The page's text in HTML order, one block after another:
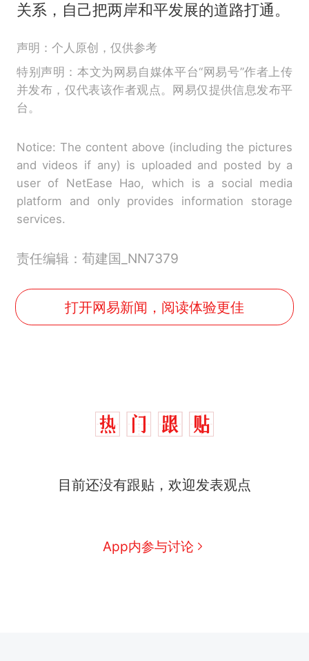
关系，自己把两岸和平发展的道路打通。
声明：个人原创，仅供参考
特别声明：本文为网易自媒体平台“网易号”作者上传
并发布，仅代表该作者观点。网易仅提供信息发布平
台。
Notice: The content above (including the pictures
and videos if any) is uploaded and posted by a
user of NetEase Hao, which is a social media
platform and only provides information storage
services.
责任编辑：荀建国_NN7379
打开网易新闻，阅读体验更佳
目前还没有跟贴，欢迎发表观点
App内参与讨论